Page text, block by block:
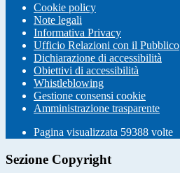
Cookie policy
Note legali
Informativa Privacy
Ufficio Relazioni con il Pubblico
Dichiarazione di accessibilità
Obiettivi di accessibilità
Whistleblowing
Gestione consensi cookie
Amministrazione trasparente
Pagina visualizzata 59388 volte
Sezione Copyright